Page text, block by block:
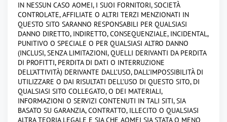
IN NESSUN CASO AOMEI, I SUOI FORNITORI, SOCIETÀ
CONTROLATE, AFFILIATE O ALTRI TERZI MENZIONATI IN
QUESTO SITO SARANNO RESPONSABILI PER QUALSIASI
DANNO DIRETTO, INDIRETTO, CONSEQUENZIALE, INCIDENTAL,
PUNITIVO O SPECIALE O PER QUALSIASI ALTRO DANNO
(INCLUSI, SENZA LIMITAZIONI, QUELLI DERIVANTI DA PERDITA
DI PROFITTI, PERDITA DI DATI O INTERRUZIONE
DELL’ATTIVITÀ) DERIVANTE DALL’USO, DALL’IMPOSSIBILITÀ DI
UTILIZZARE O DAI RISULTATI DELL’USO DI QUESTO SITO, DI
QUALSIASI SITO COLLEGATO, O DEI MATERIALI,
INFORMAZIONI O SERVIZI CONTENUTI IN TALI SITI, SIA
BASATO SU GARANZIA, CONTRATTO, ILLECITO O QUALSIASI
ALTRA TEORIA LEGALE E SIA CHE AOMEI SIA STATA O MENO